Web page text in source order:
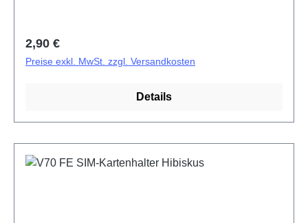
Regulärer Preis:
2,90 €
Preise exkl. MwSt. zzgl. Versandkosten
Details